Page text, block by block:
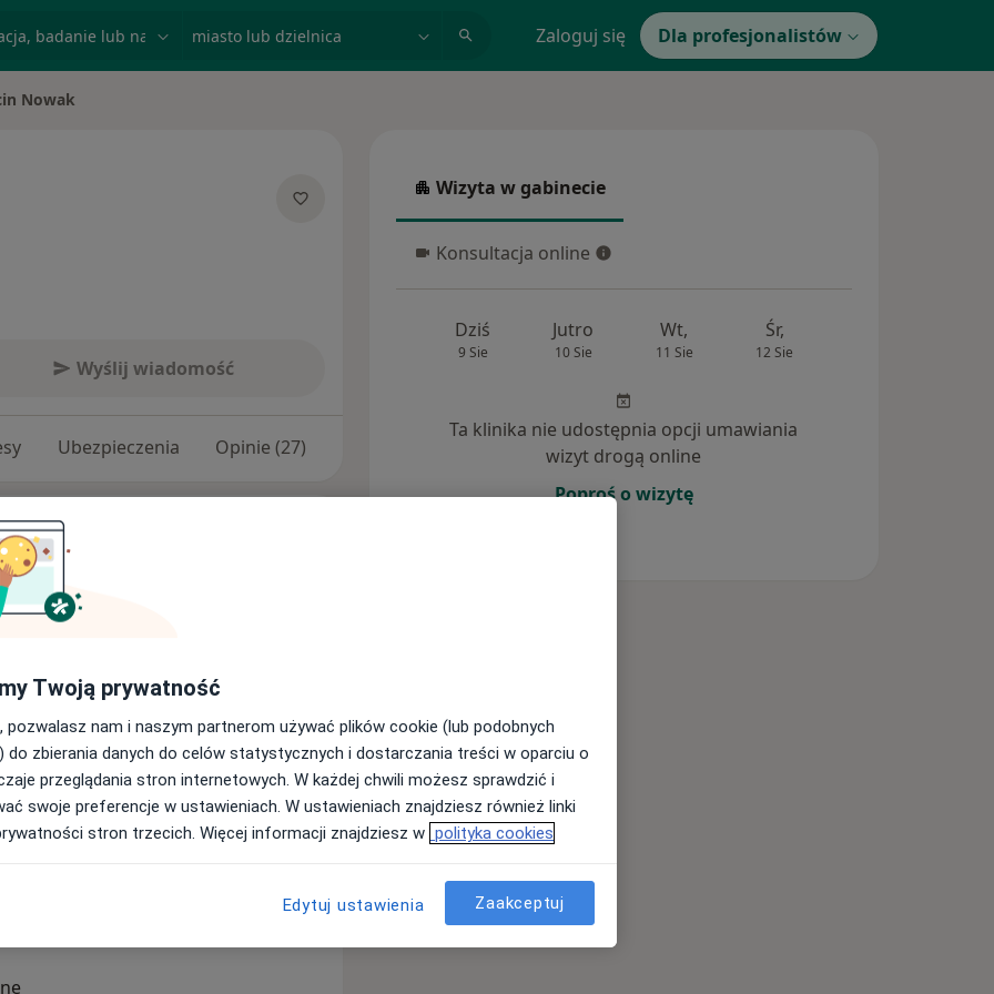
Zaloguj się Dla profesjonalistów
Nowak
Wyślij wiadomość
Ubezpieczenia Opinie (27)
Doświadczenie zawodowe
Chorób Tkanki Łącznej w
nowoczesnej reumatologii
w zagranicznych stażach m.in w
w wielu konferencjach
w kursach USG, szkoleniach z
certyfikat umiejętności
mikrokrążenia) wydany przez
jestem członkiem.
(leczeniem biologicznym,
kilka lat temu. Prowadzę
im dostęp do nowoczesnych
moczanowa
zapalenie stawów
Wizyta w gabinecie
Wizyta w gabinecie
Konsultacja online
Konsultacja online
Dziś
9 Sie
Jutro
10 Sie
Wt,
11 Sie
Śr,
12 Sie
Ta klinika nie udostępnia opcji umawiania
wizyt drogą online
Poproś o wizytę
Twoją prywatność
pozwalasz nam i naszym partnerom używać plików cookie (lub podobnych
do zbierania danych do celów statystycznych i dostarczania treści w oparciu o
przeglądania stron internetowych. W każdej chwili możesz sprawdzić i
swoje preferencje w ustawieniach. W ustawieniach znajdziesz również linki
stron trzecich. Więcej informacji znajdziesz w polityka cookies
Edytuj ustawienia Zaakceptuj